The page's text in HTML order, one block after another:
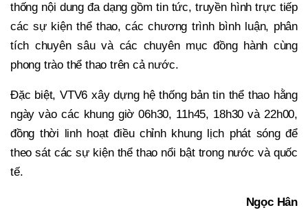
thống nội dung đa dạng gồm tin tức, truyền hình trực tiếp
các sự kiện thể thao, các chương trình bình luận, phân
tích chuyên sâu và các chuyên mục đồng hành cùng
phong trào thể thao trên cả nước.
Đặc biệt, VTV6 xây dựng hệ thống bản tin thể thao hằng
ngày vào các khung giờ 06h30, 11h45, 18h30 và 22h00,
đồng thời linh hoạt điều chỉnh khung lịch phát sóng để
theo sát các sự kiện thể thao nổi bật trong nước và quốc
tế.
Ngọc Hân